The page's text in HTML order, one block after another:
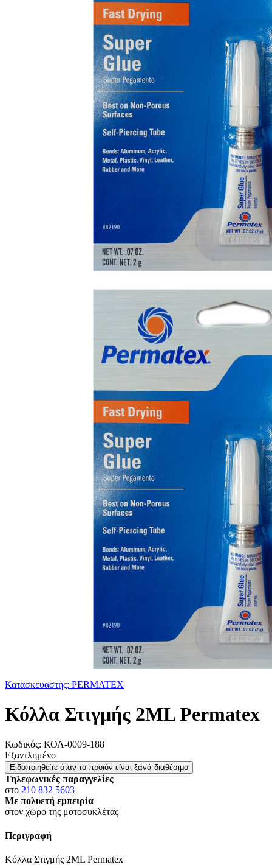
Κατασκευαστής: PERMATEX
Κόλλα Στιγμής 2ML Permatex
Κωδικός: ΚΟΛ-0009-188
Εξαντλημένο
Ειδοποιηθείτε όταν το προϊόν είναι ξανά διαθέσιμο
Τηλεφωνικές παραγγελίες
στο 210 832 5603
Με πολυετή εμπειρία
στον χώρο της μοτοσυκλέτας
Περιγραφή
Κόλλα Στιγμής 2ML Permatex